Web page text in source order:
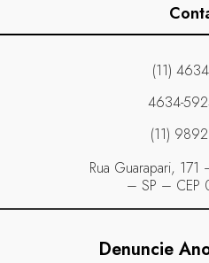
(11)
4634-
(11)
Rua Guarapari, 171
– SP – CEP
Denuncie